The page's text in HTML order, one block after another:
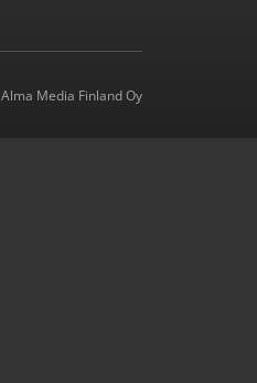
Alma Media Finland Oy